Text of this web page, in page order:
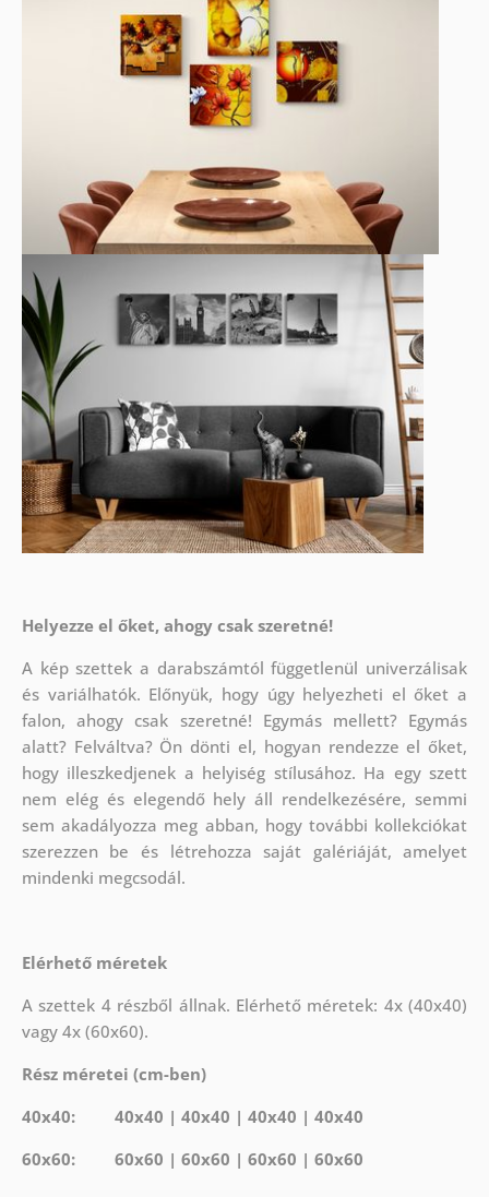
Helyezze el őket, ahogy csak szeretné!
A kép szettek a darabszámtól függetlenül univerzálisak
és variálhatók. Előnyük, hogy úgy helyezheti el őket a
falon, ahogy csak szeretné! Egymás mellett? Egymás
alatt? Felváltva? Ön dönti el, hogyan rendezze el őket,
hogy illeszkedjenek a helyiség stílusához. Ha egy szett
nem elég és elegendő hely áll rendelkezésére, semmi
sem akadályozza meg abban, hogy további kollekciókat
szerezzen be és létrehozza saját galériáját, amelyet
mindenki megcsodál.
Elérhető méretek
A szettek 4 részből állnak. Elérhető méretek: 4x (40x40)
vagy 4x (60x60).
Rész méretei (cm-ben)
40x40: 40x40 | 40x40 | 40x40 | 40x40
60x60: 60x60 | 60x60 | 60x60 | 60x60